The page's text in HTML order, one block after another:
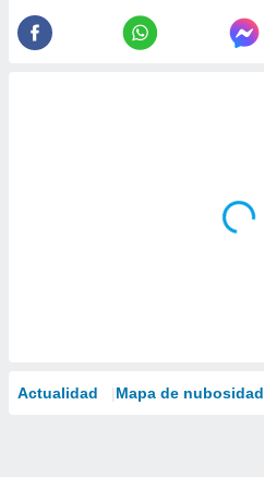
Actualidad Mapa de nubosidad